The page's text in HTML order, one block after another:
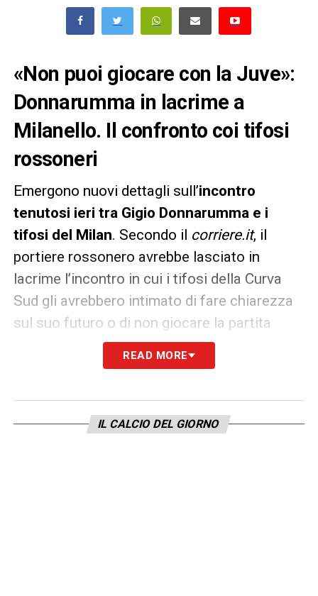
«Non puoi giocare con la Juve»:
Donnarumma in lacrime a
Milanello. Il confronto coi tifosi
rossoneri
Emergono nuovi dettagli sull’incontro
tenutosi ieri tra Gigio Donnarumma e i
tifosi del Milan. Secondo il corriere.it, il
portiere rossonero avrebbe lasciato in
lacrime l’incontro in cui i tifosi della Curva
Sud gli avrebbero intimato di fare chiarezza
sul suo futuro o di non giocare la partita
Juventus, tra l’altro decisiva nella
Champions. L’estremo difensore si
READ MORE
IL CALCIO DEL GIORNO